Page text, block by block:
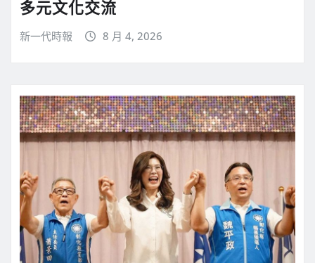
多元文化交流
新一代時報 8 月 4, 2026